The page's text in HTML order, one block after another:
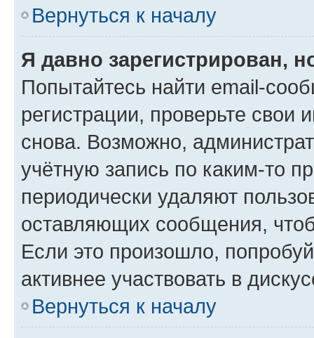
Вернуться к началу
Я давно зарегистрирован,
Попытайтесь найти email-
регистрации, проверьте свои
снова. Возможно,
учётную запись по каким-то
периодически удаляют
оставляющих сообщения,
Если это произошло,
активнее участвовать в
Вернуться к началу